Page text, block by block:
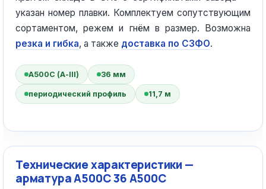
указан номер плавки. Комплектуем сопутствующим
сортаментом, режем и гнём в размер. Возможна
резка и гибка, а также доставка по СЗФО.
А500С (А-III) 36 мм
периодический профиль 11,7 м
Технические характеристики —
арматура А500С 36 А500С